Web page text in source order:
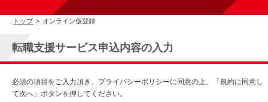
トップ > オンライン仮登録
転職支援サービス申込内容の入力
必須の項目をご入力頂き、プライバシーポリシーに同意の上、「規約に同意し
て次へ」ボタンを押してください。